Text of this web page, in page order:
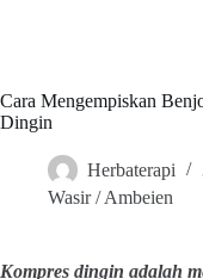
Cara Mengempiskan
Dingin
Herbaterapi
Wasir / Ambeien
Kompres dingin adalah